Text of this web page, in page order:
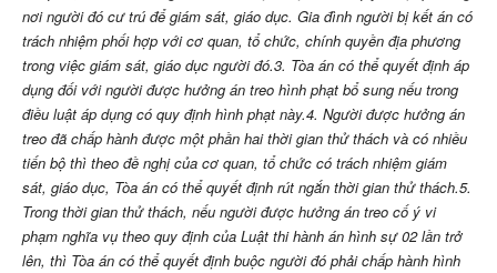
nơi người đó cư trú để giám sát, giáo dục. Gia đình người bị kết án có
trách nhiệm phối hợp với cơ quan, tổ chức, chính quyền địa phương
trong việc giám sát, giáo dục người đó.3. Tòa án có thể quyết định áp
dụng đối với người được hưởng án treo hình phạt bổ sung nếu trong
điều luật áp dụng có quy định hình phạt này.4. Người được hưởng án
treo đã chấp hành được một phần hai thời gian thử thách và có nhiều
tiến bộ thì theo đề nghị của cơ quan, tổ chức có trách nhiệm giám
sát, giáo dục, Tòa án có thể quyết định rút ngắn thời gian thử thách.5.
Trong thời gian thử thách, nếu người được hưởng án treo cố ý vi
phạm nghĩa vụ theo quy định của Luật thi hành án hình sự 02 lần trở
lên, thì Tòa án có thể quyết định buộc người đó phải chấp hành hình